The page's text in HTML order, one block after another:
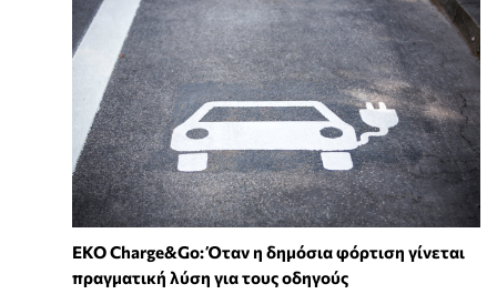
EKO Charge&Go: Όταν η δημόσια φόρτιση γίνεται
πραγματική λύση για τους οδηγούς